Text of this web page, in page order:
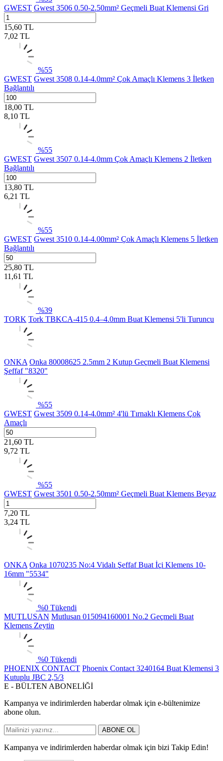
GWEST Gwest 3506 0.50-2.50mm² Geçmeli Buat Klemensi Gri
15,60 TL
7,02 TL
%55
GWEST Gwest 3508 0.14-4.0mm² Çok Amaçlı Klemens 3 İletken
Bağlantılı
18,00 TL
8,10 TL
%55
GWEST Gwest 3507 0.14-4.0mm Çok Amaçlı Klemens 2 İletken
Bağlantılı
13,80 TL
6,21 TL
%55
GWEST Gwest 3510 0.14-4.00mm² Çok Amaçlı Klemens 5 İletken
Bağlantılı
25,80 TL
11,61 TL
%39
TORK Tork TBKCA-415 0.4–4.0mm Buat Klemensi 5'li Turuncu
ONKA Onka 80008625 2.5mm 2 Kutup Geçmeli Buat Klemensi
Şeffaf "8320"
%55
GWEST Gwest 3509 0.14-4.0mm² 4'lü Tırnaklı Klemens Çok
Amaçlı
21,60 TL
9,72 TL
%55
GWEST Gwest 3501 0.50-2.50mm² Geçmeli Buat Klemens Beyaz
7,20 TL
3,24 TL
ONKA Onka 1070235 No:4 Vidalı Şeffaf Buat İçi Klemens 10-
16mm "5534"
%0 Tükendi
MUTLUSAN Mutlusan 015094160001 No.2 Geçmeli Buat
Klemens Zeytin
%0 Tükendi
PHOENIX CONTACT Phoenix Contact 3240164 Buat Klemensi 3
Kutuplu JBC 2,5/3
E - BÜLTEN ABONELİĞİ
Kampanya ve indirimlerden haberdar olmak için e-bültenimize
abone olun.
ABONE OL
Kampanya ve indirimlerden haberdar olmak için bizi Takip Edin!